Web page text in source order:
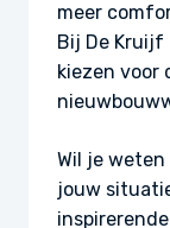
meer
Bij De Kruijf
kiezen voor
Wil je
jouw